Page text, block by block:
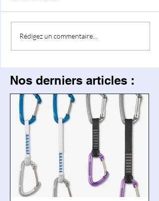
Rédigez un commentaire...
Nos derniers articles :